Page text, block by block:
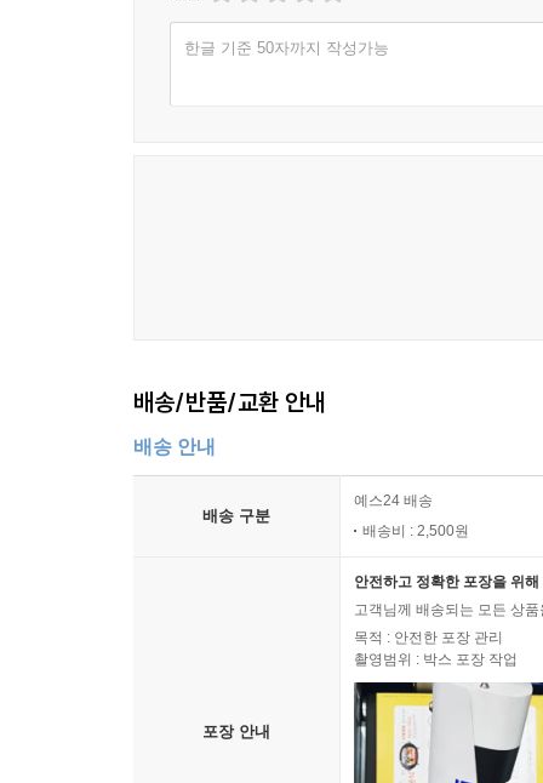
한글 기준 50자까지 작성가능
배송/반품/교환 안내
배송 안내
배송 구분
예스24 배송
배송비 : 2,500원
포장 안내
안전하고 정확한 포장을 위
고객님께 배송되는 모든 상
목적 : 안전한 포장 관리
촬영범위 : 박스 포장 작업